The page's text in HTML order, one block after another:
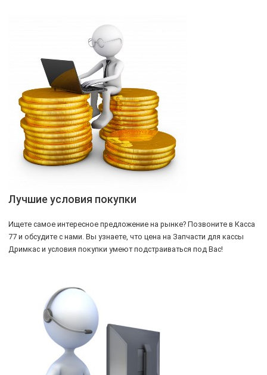
Лучшие условия покупки
Ищете самое интересное предложение на рынке? Позвоните в Касса
77 и обсудите с нами. Вы узнаете, что цена на Запчасти для кассы
Дримкас и условия покупки умеют подстраиваться под Вас!